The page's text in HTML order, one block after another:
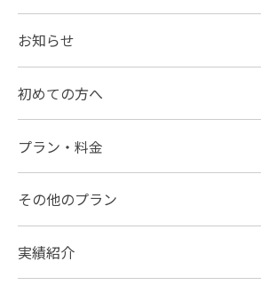
お知らせ
初めての方へ
プラン・料金
その他のプラン
実績紹介